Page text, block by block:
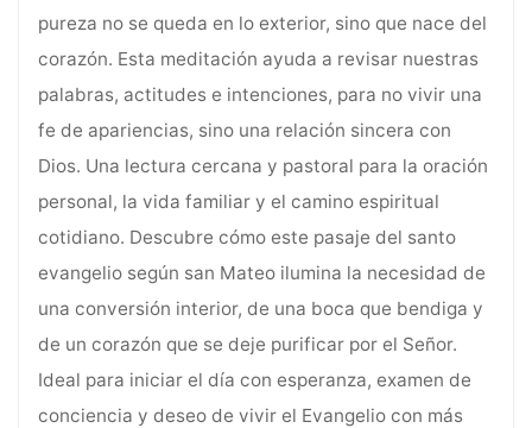
pureza no se queda en lo exterior, sino que nace del
corazón. Esta meditación ayuda a revisar nuestras
palabras, actitudes e intenciones, para no vivir una
fe de apariencias, sino una relación sincera con
Dios. Una lectura cercana y pastoral para la oración
personal, la vida familiar y el camino espiritual
cotidiano. Descubre cómo este pasaje del santo
evangelio según san Mateo ilumina la necesidad de
una conversión interior, de una boca que bendiga y
de un corazón que se deje purificar por el Señor.
Ideal para iniciar el día con esperanza, examen de
conciencia y deseo de vivir el Evangelio con más